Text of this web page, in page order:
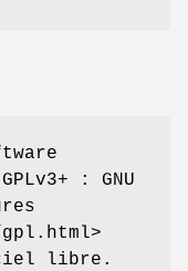
: GNU
libre.